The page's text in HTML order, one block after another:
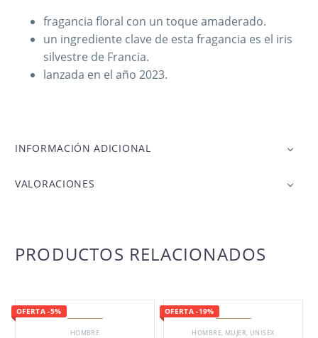
fragancia floral con un toque amaderado.
un ingrediente clave de esta fragancia es el iris
silvestre de Francia.
lanzada en el año 2023.
INFORMACIÓN ADICIONAL
VALORACIONES
PRODUCTOS RELACIONADOS
OFERTA -5%
HOMBRE
OFERTA -19%
HOMBRE, MUJER, UNISEX